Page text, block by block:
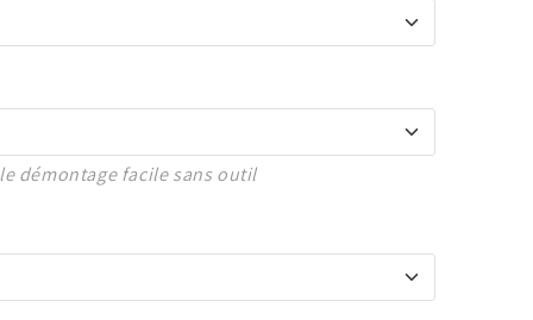
démontage facile sans outil